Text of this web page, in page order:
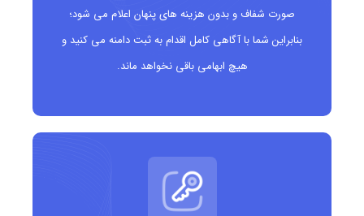
صورت شفاف و بدون هزینه های پنهان اعلام می شود؛
بنابراین شما با آگاهی کامل اقدام به ثبت دامنه می کنید و
هیچ ابهامی باقی نخواهد ماند.